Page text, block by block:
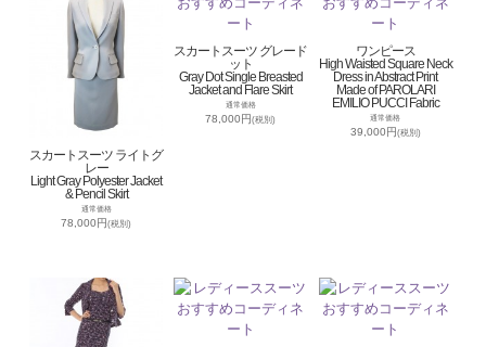
スカートスーツ ライトグ
レー
Light Gray Polyester Jacket
& Pencil Skirt
通常価格
78,000円(税別)
スカートスーツ グレード
ット
Gray Dot Single Breasted
Jacket and Flare Skirt
通常価格
78,000円(税別)
ワンピース
High Waisted Square Neck
Dress in Abstract Print
Made of PAROLARI
EMILIO PUCCI Fabric
通常価格
39,000円(税別)